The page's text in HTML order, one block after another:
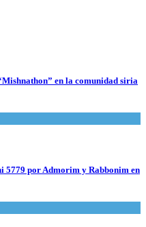
en la comunidad siria
5779 por Admorim y Rabbonim en